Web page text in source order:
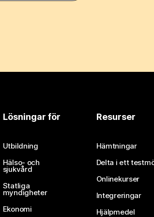
Lösningar för
Utbildning
Hälso- och
sjukvård
Statliga
myndigheter
Ekonomi
Resurser
Hämtningar
Delta i ett
Onlinekurser
Integreringar
Hjälpmedel